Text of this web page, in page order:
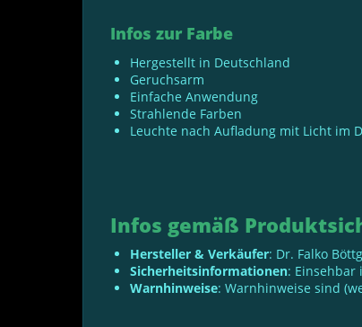
Infos zur Farbe
Hergestellt in Deutschland
Geruchsarm
Einfache Anwendung
Strahlende Farben
Leuchte nach Aufladung mit Licht im
Infos gemäß
Hersteller & Verkäufer: Dr. Falko
Sicherheitsinformationen: Einsehbar
Warnhinweise: Warnhinweise sind